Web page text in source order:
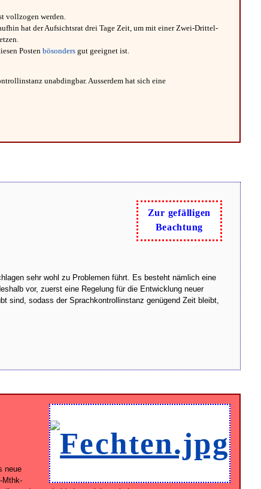
vollzogen werden.
hat der Aufsichtsrat drei Tage Zeit, um mit einer Zwei-Drittel-
Posten bösonders gut geeignet ist.
unabdingbar. Ausserdem hat sich eine
Zur gefälligen
Beachtung
sehr wohl zu Problemen führt. Es besteht nämlich eine
vor, zuerst eine Regelung für die Entwicklung neuer
sind, sodass der Sprachkontrollinstanz genügend Zeit bleibt,
neue
Mthk-